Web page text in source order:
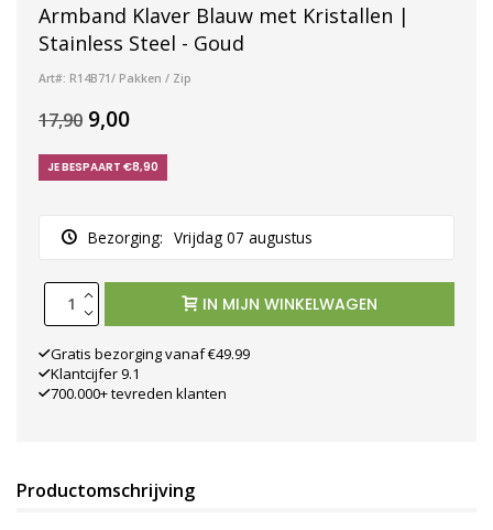
Armband Klaver Blauw met Kristallen |
Stainless Steel - Goud
Art#: R14B71/ Pakken / Zip
17,90 9,00
JE BESPAART €8,90
Bezorging: Vrijdag 07 augustus
IN MIJN WINKELWAGEN
Gratis bezorging vanaf €49.99
Klantcijfer 9.1
700.000+ tevreden klanten
Productomschrijving